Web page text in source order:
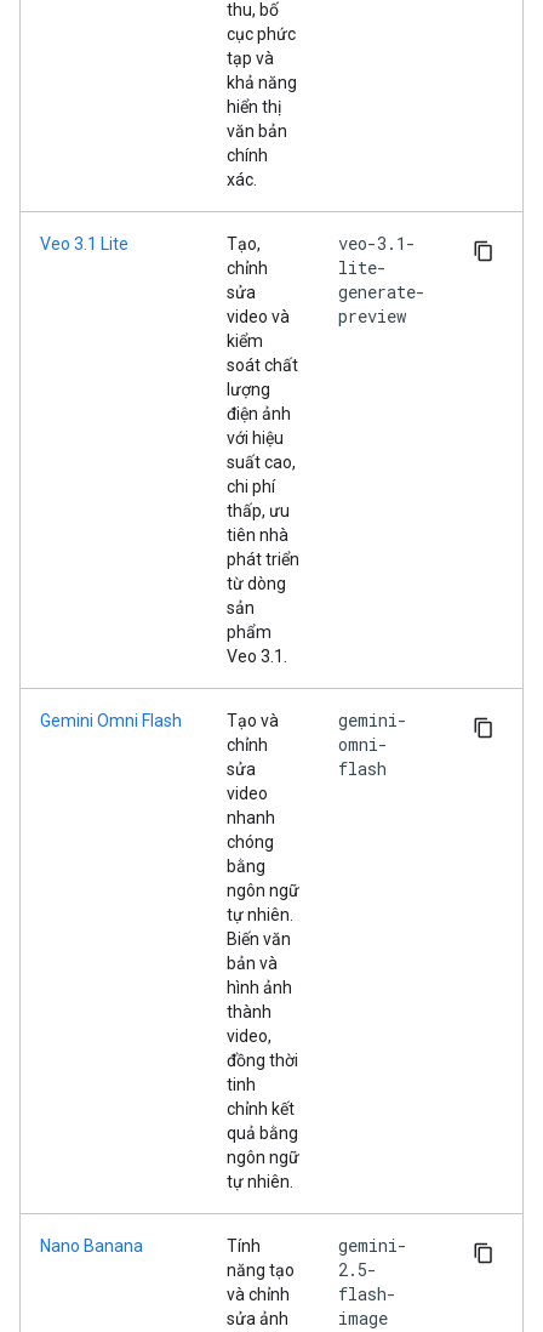
thu, bố
cục phức
tạp và
khả năng
hiển thị
văn bản
chính
xác.
Veo 3.1 Lite
Tạo,
chỉnh
sửa
video và
kiểm
soát chất
lượng
điện ảnh
với hiệu
suất cao,
chi phí
thấp, ưu
tiên nhà
phát triển
từ dòng
sản
phẩm
Veo 3.1.
veo-3.1-
lite-
generate-
preview
Gemini Omni Flash
Tạo và
chỉnh
sửa
video
nhanh
chóng
bằng
ngôn ngữ
tự nhiên.
Biến văn
bản và
hình ảnh
thành
video,
đồng thời
tinh
chỉnh kết
quả bằng
ngôn ngữ
tự nhiên.
gemini-
omni-
flash
Nano Banana
Tính
năng tạo
và chỉnh
sửa ảnh
gemini-
2.5-
flash-
image